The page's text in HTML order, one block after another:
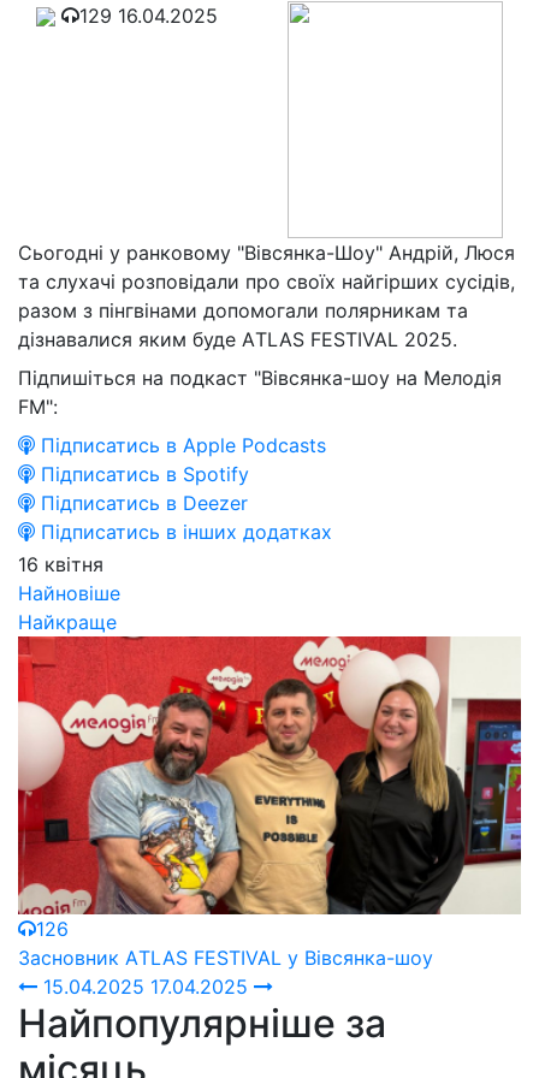
129 16.04.2025
Сьогодні у ранковому "Вівсянка-Шоу" Андрій, Люся
та слухачі розповідали про своїх найгірших сусідів,
разом з пінгвінами допомогали полярникам та
дізнавалися яким буде АTLAS FESTIVAL 2025.
Підпишіться на подкаст "Вівсянка-шоу на Мелодія
FM":
Підписатись в Apple Podcasts
Підписатись в Spotify
Підписатись в Deezer
Підписатись в інших додатках
16 квітня
Найновіше
Найкраще
126
Засновник АTLAS FESTIVAL у Вівсянка-шоу
15.04.2025 17.04.2025
Найпопулярніше за